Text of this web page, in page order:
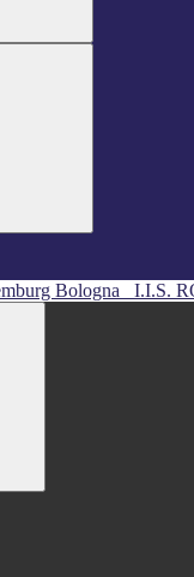
I.I.S.